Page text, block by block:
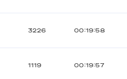
3226 00:19:58
1119 00:19:57